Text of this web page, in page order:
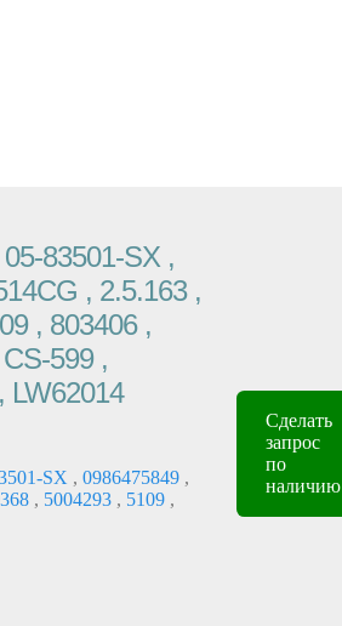
83501-SX ,
, 2.5.163 ,
, 803406 ,
599 ,
LW62014
SX , 0986475849 ,
, 5004293 , 5109 ,
Сделать
запрос
по
наличию